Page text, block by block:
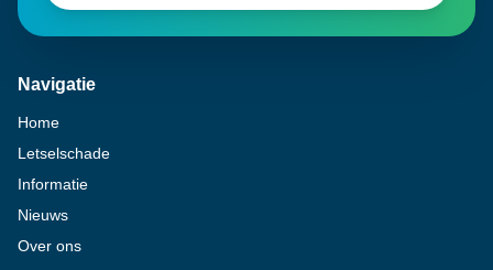
Navigatie
Home
Letselschade
Informatie
Nieuws
Over ons